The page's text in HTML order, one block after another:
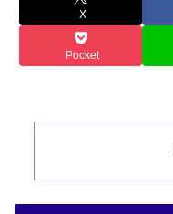
X
Pocket